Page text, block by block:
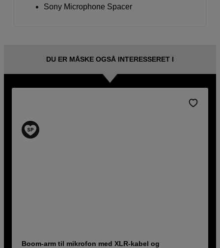
Sony Microphone Spacer
DU ER MÅSKE OGSÅ INTERESSERET I
Boom-arm til mikrofon med XLR-kabel og